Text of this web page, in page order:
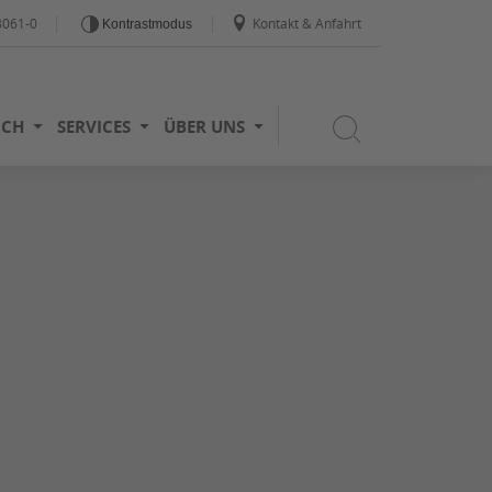
0 Kontrastmodus Kontakt & Anfahrt
SERVICES ÜBER UNS